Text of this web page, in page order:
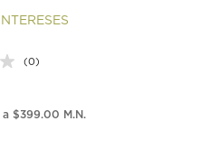
Sin
en
(0)
$399.00 M.N.